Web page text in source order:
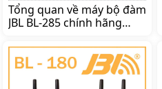
Tổng quan về máy bộ đàm
JBL BL-285 chính hãng
BL-285 là thiết bị đóng vai
trò quan trọng trong mọi
lĩnh vực được ứng dụng